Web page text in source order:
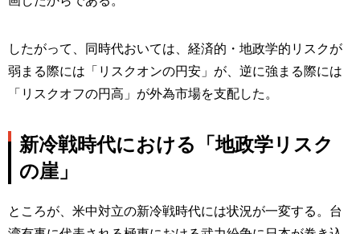
したがって、同時代おいては、経済的・地政学的リスクが
弱まる際には「リスクオンの円安」が、逆に強まる際には
「リスクオフの円高」が外為市場を支配した。
新冷戦時代における「地政学リスク
の崖」
ところが、米中対立の新冷戦時代には状況が一変する。台